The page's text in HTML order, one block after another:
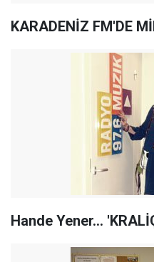
KARADENİZ FM'DE
Hande Yener...